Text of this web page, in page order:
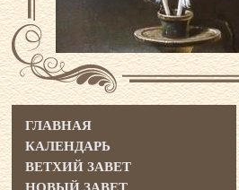
ГЛАВНАЯ
КАЛЕНДАРЬ
ВЕТХИЙ ЗАВЕТ